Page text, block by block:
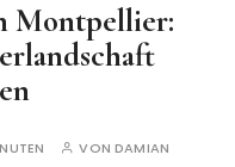
Montpellier:
VONDAMIAN